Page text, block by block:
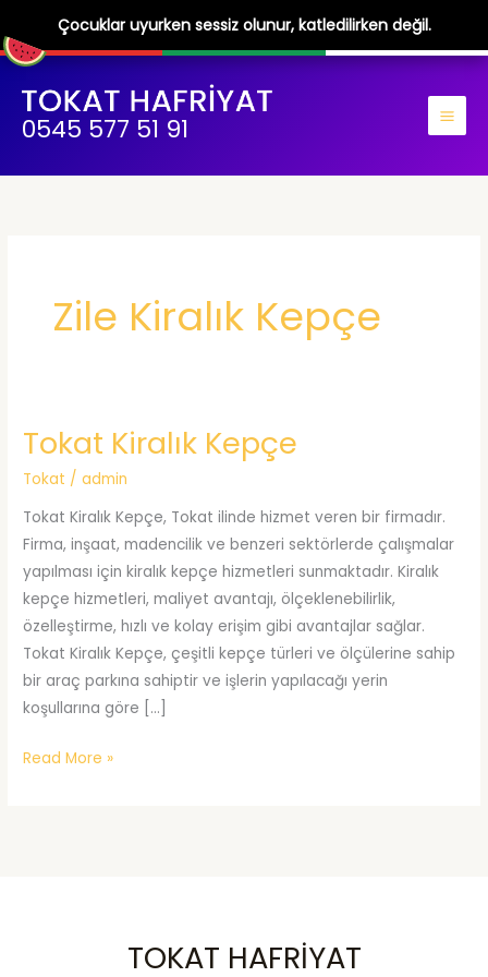
Çocuklar uyurken sessiz olunur, katledilirken değil.
İçeriğe
atla
0545 577 51 91
Zile Kiralık Kepçe
Tokat Kiralık Kepçe
Tokat /admin
Tokat Kiralık Kepçe, Tokat ilinde hizmet veren bir firmadır.
Firma, inşaat, madencilik ve benzeri sektörlerde çalışmalar
yapılması için kiralık kepçe hizmetleri sunmaktadır. Kiralık
kepçe hizmetleri, maliyet avantajı, ölçeklenebilirlik,
özelleştirme, hızlı ve kolay erişim gibi avantajlar sağlar.
Tokat Kiralık Kepçe, çeşitli kepçe türleri ve ölçülerine sahip
bir araç parkına sahiptir ve işlerin yapılacağı yerin
koşullarına göre […]
Tokat
Read More »
TOKAT HAFRİYAT